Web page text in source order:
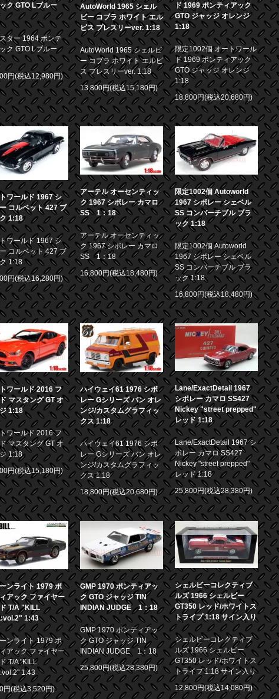
ク GTO Lブルー
ター 1964 ポンテ
ク GTO Lブルー
円(税込12,980円)
AutoWorld 1965 シェル
ビー コブラ ホワイト エル
ビス プレスリーver. 1:18
AutoWorld 1965 シェルビ
ー コブラ ホワイト エルビ
ス プレスリーver. 1:18
13,800円(税込15,180円)
ド 1969 ポンティアック
GTO ジャッジ オレンジ
1:18
限定1002個 オートワール
ド 1969 ポンティアック
GTO ジャッジ オレンジ
1:18
18,800円(税込20,680円)
ワールド 1967 シ
コルベット 427 ブ
1:18
ワールド 1967 シ
コルベット 427 ブ
1:18
円(税込16,280円)
アーテル オーセンティッ
ク 1967 シボレー カマロ
SS 1：18
アーテル オーセンティッ
ク 1967 シボレー カマロ
SS 1：18
16,800円(税込18,480円)
限定1002個 Autoworld
1967 シボレー シェベル
SS コンバーチブル ブラ
ック 1:18
限定1002個 Autoworld
1967 シボレー シェベル
SS コンバーチブル ブラ
ック 1:18
16,800円(税込18,480円)
ワールド 2016 フ
マスタング GT オ
1:18
ワールド 2016 フ
マスタング GT オ
1:18
円(税込15,180円)
ハイウェイ61 1976 シボ
レー Gシリーズ バン オレ
ンジ/カスタムグラフィッ
クス 1:18
ハイウェイ61 1976 シボ
レー Gシリーズ バン オレ
ンジ/カスタムグラフィッ
クス 1:18
18,800円(税込20,680円)
Lane/ExactDetail 1967
シボレー カマロ SS427
Nickey "street prepped"
レッド 1:18
Lane/ExactDetail 1967 シ
ボレー カマロ SS427
Nickey "street prepped"
レッド 1:18
25,800円(税込28,380円)
ンライト 1979 ポ
アック ファイヤー
T/A "KILL
1:43
ンライト 1979 ポ
アック ファイヤー
T/A "KILL
1:43
円(税込3,520円)
GMP 1970 ポンティアッ
ク GTO ジャッジ TIN
INDIAN JUDGE 1：18
GMP 1970 ポンティアッ
ク GTO ジャッジ TIN
INDIAN JUDGE 1：18
25,800円(税込28,380円)
シェルビーコレクティブ
ルズ 1966 シェルビー
GT350 レッド/ホワイトス
トライプ 1:18 サイン入り
シェルビーコレクティブ
ルズ 1966 シェルビー
GT350 レッド/ホワイトス
トライプ 1:18 サイン入り
12,800円(税込14,080円)